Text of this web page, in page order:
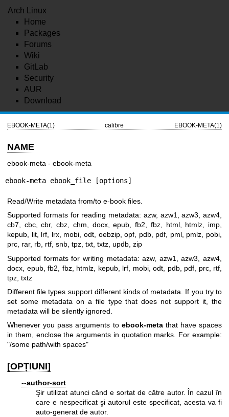
Arch Linux
Home
Packages
Forums
Wiki
GitLab
Security
AUR
Download
EBOOK-META(1) calibre EBOOK-META(1)
NAME
ebook-meta - ebook-meta
ebook-meta ebook_file [options]
Read/Write metadata from/to e-book files.
Supported formats for reading metadata: azw, azw1, azw3, azw4,
cb7, cbc, cbr, cbz, chm, docx, epub, fb2, fbz, html, htmlz, imp,
kepub, lit, lrf, lrx, mobi, odt, oebzip, opf, pdb, pdf, pml, pmlz, pobi,
prc, rar, rb, rtf, snb, tpz, txt, txtz, updb, zip
Supported formats for writing metadata: azw, azw1, azw3, azw4,
docx, epub, fb2, fbz, htmlz, kepub, lrf, mobi, odt, pdb, pdf, prc, rtf,
tpz, txtz
Different file types support different kinds of metadata. If you try to
set some metadata on a file type that does not support it, the
metadata will be silently ignored.
Whenever you pass arguments to ebook-metathat have spaces
in them, enclose the arguments in quotation marks. For example:
"/some path/with spaces"
[OPȚIUNI]
--author-sort
Şir utilizat atunci când e sortat de către autor. În cazul în
care e nespecificat şi autorul este specificat, acesta va fi
auto-generat de autor.